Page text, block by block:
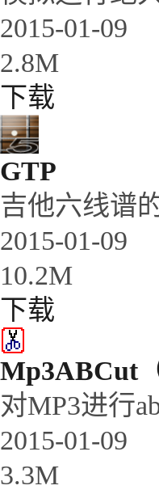
2015-01-09
2.8M
下载
GTP
吉他六线谱
2015-01-09
10.2M
下载
Mp3ABCut
对MP3进行
2015-01-09
3.3M